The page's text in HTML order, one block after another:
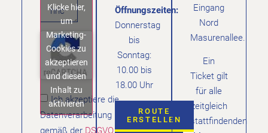
Klicke hier,
um
Marketing-
Cookies zu
akzeptieren
und diesen
Inhalt zu
aktivieren
Ich akzeptiere die
Datenverarbeitung
gemäß derDSGVO
Öffnungszeiten:
Donnerstag
bis
Sonntag:
10.00 bis
18.00 Uhr
ROUTE
ERSTELLEN
Eingang
Nord
Masurenallee.
Ein
Ticket gilt
für alle
zeitgleich
stattfindenden